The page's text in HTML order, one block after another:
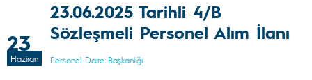
23
Haziran
23.06.2025 Tarihli 4/B
Sözleşmeli Personel Alım İlanı
Personel Daire Başkanlığı